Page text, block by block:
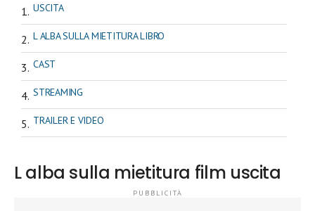
USCITA
L ALBA SULLA MIETITURA LIBRO
CAST
STREAMING
TRAILER E VIDEO
L alba sulla mietitura film uscita